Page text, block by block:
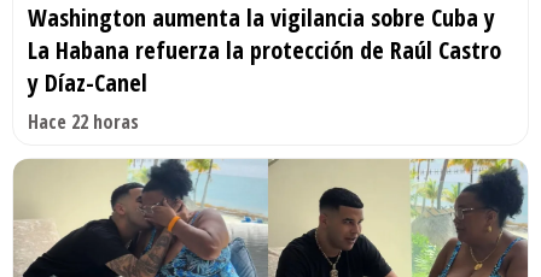
Washington aumenta la vigilancia sobre Cuba y
La Habana refuerza la protección de Raúl Castro
y Díaz-Canel
Hace 22 horas